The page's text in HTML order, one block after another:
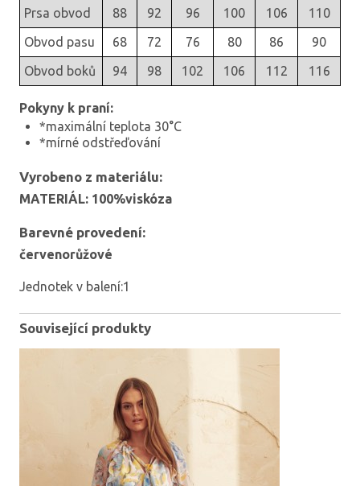
Prsa obvod
88 92 96 100 106
110
Obvod pasu
68 72 76 80 86
90
Obvod boků
94 98 102 106 112 116
Pokyny k praní:
*maximální teplota 30°C
*mírné odstřeďování
Vyrobeno z materiálu:
MATERIÁL: 100%viskóza
Barevné provedení:
červenorůžové
Jednotek v balení:1
Související produkty